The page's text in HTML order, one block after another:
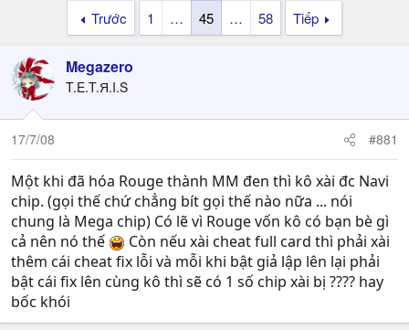
t
a
r
e
r
Trước 1 … 45 … 58 Tiếp
Megazero
T.E.T.Я.I.S
17/7/08 #881
Một khi đã hóa Rouge thành MM đen thì kô xài đc Navi
chip. (gọi thế chứ chẳng bít gọi thế nào nữa ... nói
chung là Mega chip) Có lẽ vì Rouge vốn kô có bạn bè gì
cả nên nó thế
Còn nếu xài cheat full card thì phải xài
thêm cái cheat fix lỗi và mỗi khi bật giả lập lên lại phải
bật cái fix lên cùng kô thì sẽ có 1 số chip xài bị ???? hay
bốc khói